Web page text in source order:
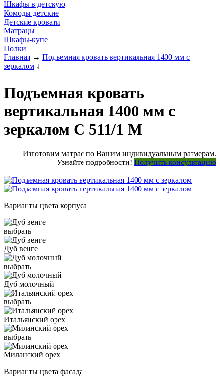
Шкафы в детскую
Комоды детские
Детские кровати
Матрацы
Шкафы-купе
Полки
Главная → Подъемная кровать вертикальная 1400 мм с
зеркалом ↓
Подъемная кровать
вертикальная 1400 мм с
зеркалом С 511/1 М
Изготовим матрас по Вашим индивидуальным размерам.
Узнайте подробности! Получить консультацию
Варианты цвета корпуса
выбрать
Дуб венге
выбрать
Дуб молочный
выбрать
Итальянский орех
выбрать
Миланский орех
Варианты цвета фасада